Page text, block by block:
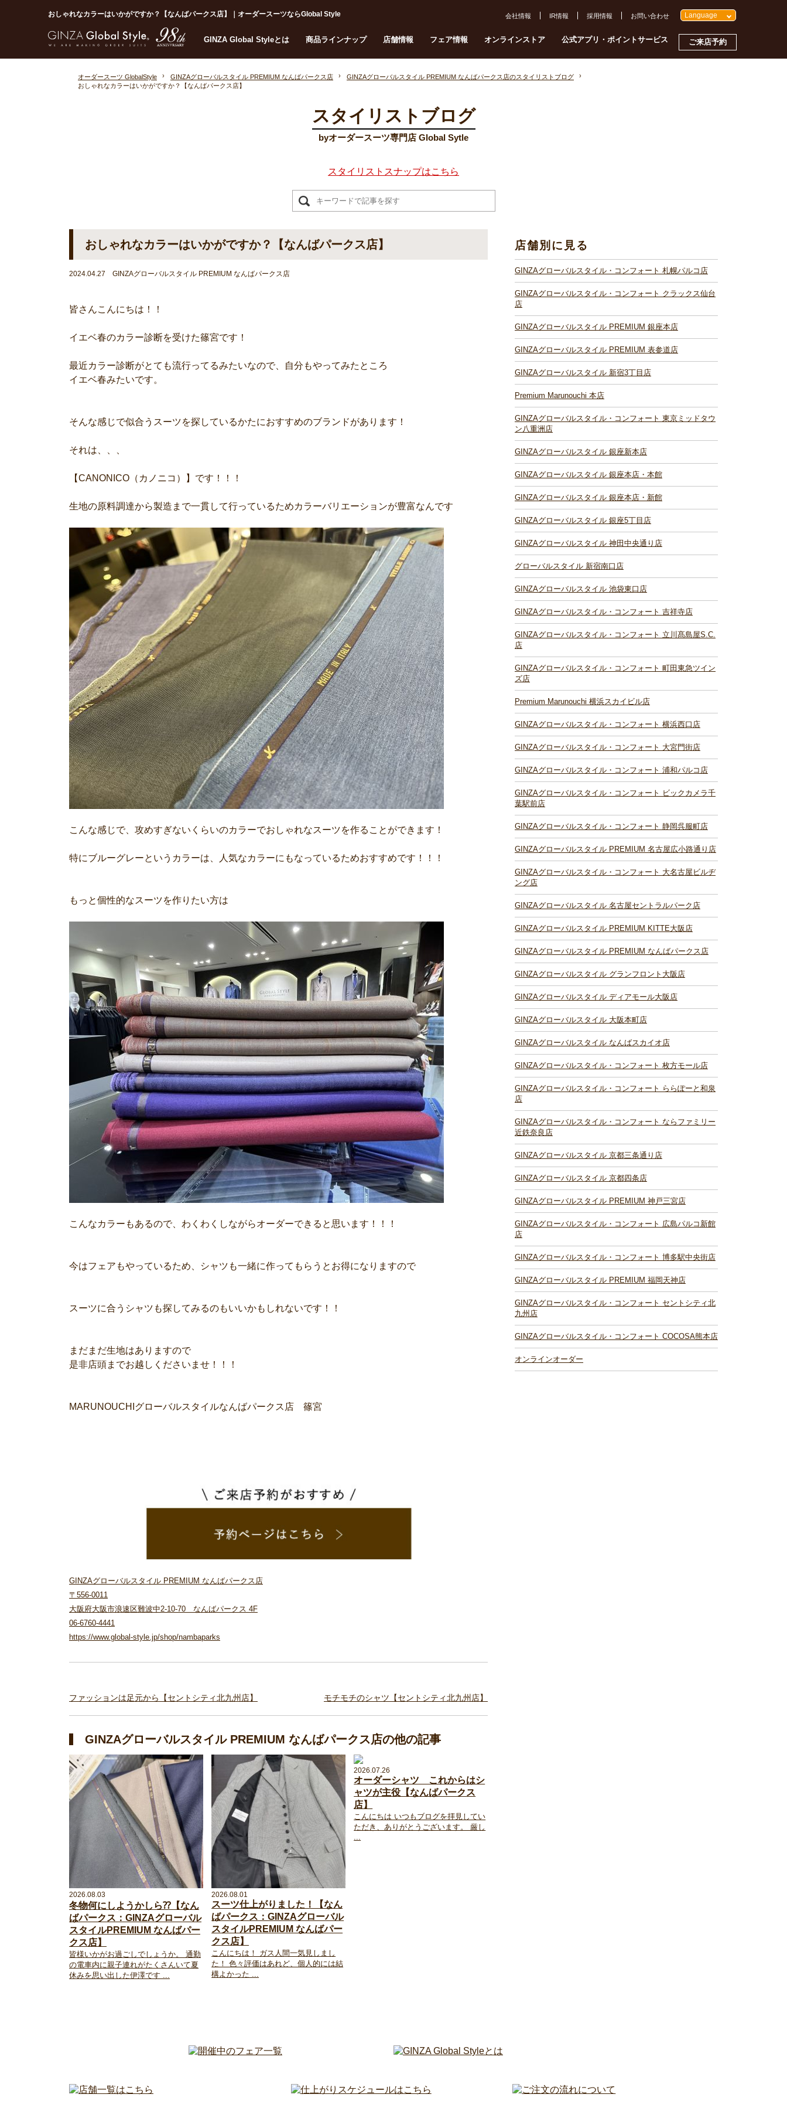
おしゃれなカラーはいかがですか？【なんばパークス店】｜オーダースーツならGlobal Style
GINZA Global Styleとは 商品ラインナップ 店舗情報 フェア情報 オンラインストア 公式アプリ・ポイントサービス ご来店予約
会社情報 IR情報 採用情報 お問い合わせ Language
オーダースーツ GlobalStyle GINZAグローバルスタイル PREMIUM なんばパークス店
GINZAグローバルスタイル PREMIUM なんばパークス店のスタイリストブログ
おしゃれなカラーはいかがですか？【なんばパークス店】
スタイリストブログ
byオーダースーツ専門店 Global Sytle
スタイリストスナップはこちら
おしゃれなカラーはいかがですか？【なんばパークス店】
2024.04.27 GINZAグローバルスタイル PREMIUM なんばパークス店
皆さんこんにちは！！
イエベ春のカラー診断を受けた篠宮です！
最近カラー診断がとても流行ってるみたいなので、自分もやってみたところ
イエベ春みたいです。
そんな感じで似合うスーツを探しているかたにおすすめのブランドがあります！
それは、、、
【CANONICO（カノニコ）】です！！！
生地の原料調達から製造まで一貫して行っているためカラーバリエーションが豊富なんです
こんな感じで、攻めすぎないくらいのカラーでおしゃれなスーツを作ることができます！
特にブルーグレーというカラーは、人気なカラーにもなっているためおすすめです！！！
もっと個性的なスーツを作りたい方は
こんなカラーもあるので、わくわくしながらオーダーできると思います！！！
今はフェアもやっているため、シャツも一緒に作ってもらうとお得になりますので
スーツに合うシャツも探してみるのもいいかもしれないです！！
まだまだ生地はありますので
是非店頭までお越しくださいませ！！！
MARUNOUCHIグローバルスタイルなんばパークス店 篠宮
GINZAグローバルスタイル PREMIUM なんばパークス店
〒556-0011
大阪府大阪市浪速区難波中2-10-70 なんばパークス 4F
06-6760-4441
https://www.global-style.jp/shop/nambaparks
ファッションは足元から【セントシティ北九州店】 モチモチのシャツ【セントシティ北九州店】
GINZAグローバルスタイル PREMIUM なんばパークス店の他の記事
2026.08.03
冬物何にしようかしら⁇【なん
ばパークス：GINZAグローバル
スタイルPREMIUM なんばパー
クス店】
皆様いかがお過ごしでしょうか。 通勤
の電車内に親子連れがたくさんいて夏
休みを思い出した伊澤です ...
2026.08.01
スーツ仕上がりました！【なん
ばパークス：GINZAグローバル
スタイルPREMIUM なんばパー
クス店】
こんにちは！ ガス人間一気見しまし
た！ 色々評価はあれど、個人的には結
構よかった ...
2026.07.26
オーダーシャツ これからはシ
ャツが主役【なんばパークス
店】
こんにちは いつもブログを拝見してい
ただき、ありがとうございます。 厳し
店舗別に見る
GINZAグローバルスタイル・コンフォート 札幌パルコ店
GINZAグローバルスタイル・コンフォート クラックス仙台
店
GINZAグローバルスタイル PREMIUM 銀座本店
GINZAグローバルスタイル PREMIUM 表参道店
GINZAグローバルスタイル 新宿3丁目店
Premium Marunouchi 本店
GINZAグローバルスタイル・コンフォート 東京ミッドタウ
ン八重洲店
GINZAグローバルスタイル 銀座新本店
GINZAグローバルスタイル 銀座本店・本館
GINZAグローバルスタイル 銀座本店・新館
GINZAグローバルスタイル 銀座5丁目店
GINZAグローバルスタイル 神田中央通り店
グローバルスタイル 新宿南口店
GINZAグローバルスタイル 池袋東口店
GINZAグローバルスタイル・コンフォート 吉祥寺店
GINZAグローバルスタイル・コンフォート 立川髙島屋S.C.
店
GINZAグローバルスタイル・コンフォート 町田東急ツイン
ズ店
Premium Marunouchi 横浜スカイビル店
GINZAグローバルスタイル・コンフォート 横浜西口店
GINZAグローバルスタイル・コンフォート 大宮門街店
GINZAグローバルスタイル・コンフォート 浦和パルコ店
GINZAグローバルスタイル・コンフォート ビックカメラ千
葉駅前店
GINZAグローバルスタイル・コンフォート 静岡呉服町店
GINZAグローバルスタイル PREMIUM 名古屋広小路通り店
GINZAグローバルスタイル・コンフォート 大名古屋ビルヂ
ング店
GINZAグローバルスタイル 名古屋セントラルパーク店
GINZAグローバルスタイル PREMIUM KITTE大阪店
GINZAグローバルスタイル PREMIUM なんばパークス店
GINZAグローバルスタイル グランフロント大阪店
GINZAグローバルスタイル ディアモール大阪店
GINZAグローバルスタイル 大阪本町店
GINZAグローバルスタイル なんばスカイオ店
GINZAグローバルスタイル・コンフォート 枚方モール店
GINZAグローバルスタイル・コンフォート ららぽーと和泉
店
GINZAグローバルスタイル・コンフォート ならファミリー
近鉄奈良店
GINZAグローバルスタイル 京都三条通り店
GINZAグローバルスタイル 京都四条店
GINZAグローバルスタイル PREMIUM 神戸三宮店
GINZAグローバルスタイル・コンフォート 広島パルコ新館
店
GINZAグローバルスタイル・コンフォート 博多駅中央街店
GINZAグローバルスタイル PREMIUM 福岡天神店
GINZAグローバルスタイル・コンフォート セントシティ北
九州店
GINZAグローバルスタイル・コンフォート COCOSA熊本店
オンラインオーダー